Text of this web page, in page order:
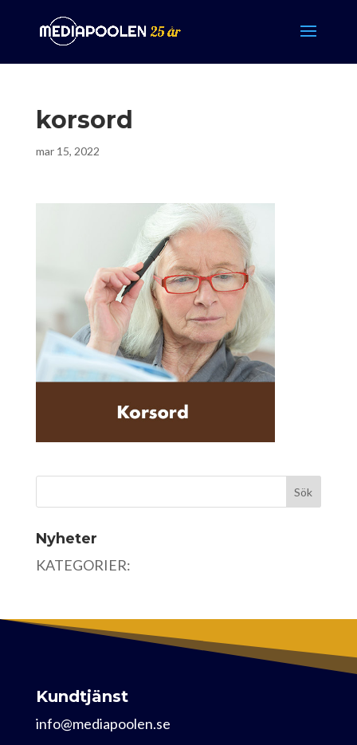
korsord
mar 15, 2022
Nyheter
KATEGORIER:
Kundtjänst
info@mediapoolen.se